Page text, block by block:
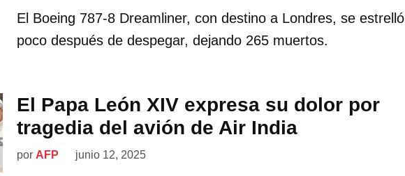
El Boeing 787-8 Dreamliner, con destino a Londres, se estrelló
poco después de despegar, dejando 265 muertos.
El Papa León XIV expresa su dolor por
tragedia del avión de Air India
por AFP junio 12, 2025